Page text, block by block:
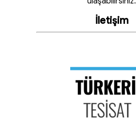
İletişim